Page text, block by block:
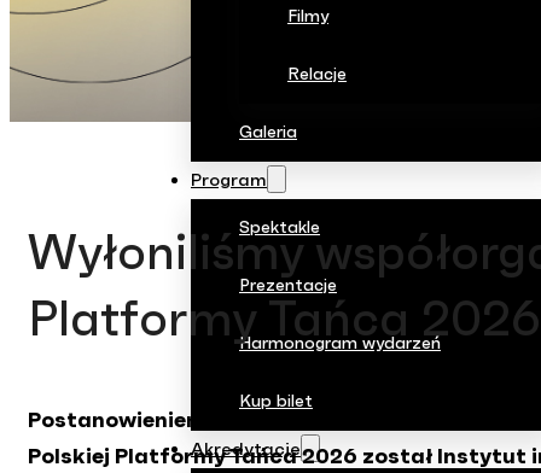
Filmy
Relacje
Galeria
Program
Spektakle
Prezentacje
Harmonogram wydarzeń
Kup bilet
Akredytacje
Wyłoniliśmy
Platformy Tańca
Postanowieniem Dyrektora Narodowego
Polskiej Platformy Tańca 2026 został Instytut